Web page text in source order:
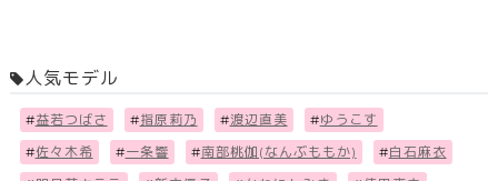
人気モデル
#益若つばさ #指原莉乃 #渡辺直美 #ゆうこす
#佐々木希 #一条響 #南部桃伽(なんぶももか) #白石麻衣